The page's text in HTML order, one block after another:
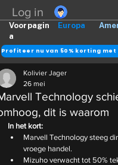
Log in
Europa
Voorpagin
a
Technology
dit is waarom
Kolivier Jager
26 mei
In het kort:
Marvell Technology steeg
vroege handel.
Mizuho verwacht tot 50%